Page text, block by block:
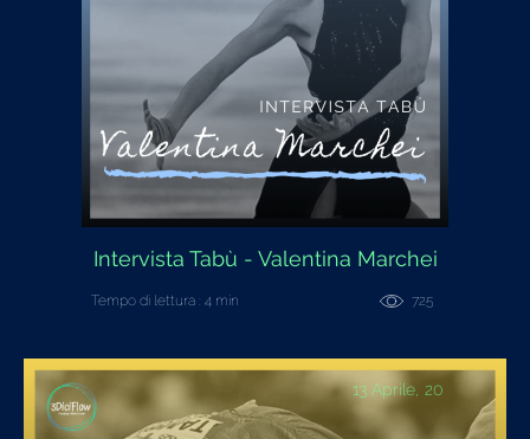
Intervista Tabù - Valentina Marchei
Tempo di lettura : 4 min 725
13 Aprile, 20